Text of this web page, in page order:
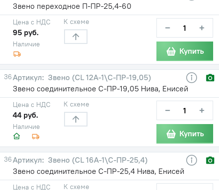
Звено переходное П-ПР-25,4-60
Наличие
Цена с НДС
95 руб.
К схеме − +
Купить
36
Звено (CL 12A-1\С-ПР-19,05)
Звено соединительное С-ПР-19,05 Нива, Енисей
Наличие
Цена с НДС
44 руб.
К схеме − +
Купить
36
Звено (CL 16A-1\С-ПР-25,4)
Звено соединительное С-ПР-25,4 Нива, Енисей
Цена с НДС К схеме